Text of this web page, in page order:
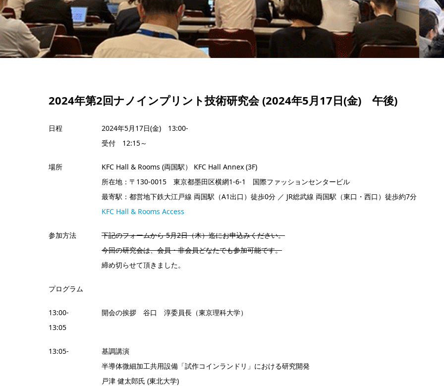
2024年第2回ナノインプリント技術研究会 (2024年5月17日(金) 午後)
日程
2024年5月17日(金) 13:00-
受付 12:15～
場所
KFC Hall & Rooms (両国駅） KFC Hall Annex (3F)
所在地：〒130-0015 東京都墨田区横網1-6-1 国際ファッションセンタービル
最寄駅：都営地下鉄大江戸線 両国駅（A1出口）徒歩0分 ／ JR総武線 両国駅（東口・西口）徒歩約7分
KFC Hall & Rooms Access
参加方法
下記のフォームから 5月2日（木）迄にお申込みください。
今回の研究会は、会員・非会員どなたでも参加可能です。
締め切らせて頂きました。
プログラム
13:00-
13:05
開会の挨拶 谷口 淳委員長（東京理科大学）
13:05-
基調講演
半導体微細加工共用設備「試作コインランドリ」における研究開発
戸津 健太郎氏 (東北大学)